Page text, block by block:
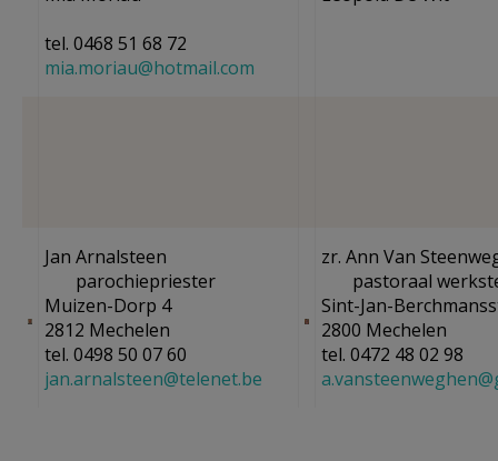
tel. 0468 51 68 72
mia.moriau@hotmail.com
Janpasfot11.jpg
Jan Arnalsteen
parochiepriester
Muizen-Dorp 4
2812 Mechelen
tel. 0498 50 07 60
jan.arnalsteen@telenet.be
an.jpg
zr. Ann Van
pastoraal
Sint-Jan-
2800 Mechelen
tel. 0472 48 02 98